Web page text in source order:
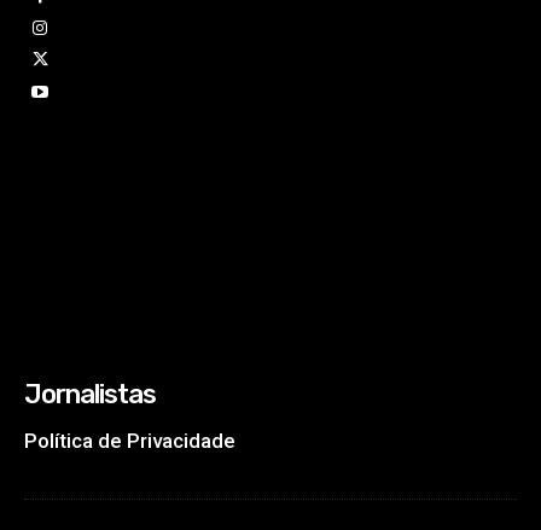
Jornalistas
Política de Privacidade